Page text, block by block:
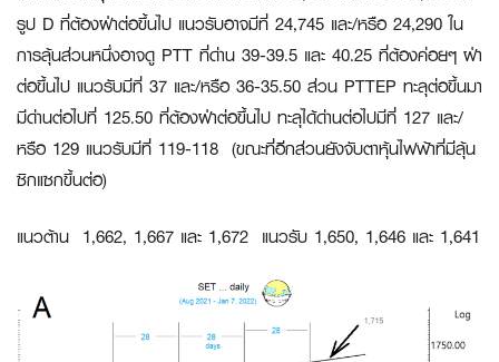
รูป D ที่ต้องฝ่าต่อขึ้นไป แนวรับอาจมีที่ 24,745 และ/หรือ 24,290 ใน
การลุ้นส่วนหนึ่งอาจดู PTT ที่ด่าน 39-39.5 และ 40.25 ที่ต้องค่อยๆ ฝ่า
ต่อขึ้นไป แนวรับมีที่ 37 และ/หรือ 36-35.50 ส่วน PTTEP ทะลุต่อขึ้นมา
มีด่านต่อไปที่ 125.50 ที่ต้องฝ่าต่อขึ้นไป ทะลุได้ด่านต่อไปมีที่ 127 และ/
หรือ 129 แนวรับมีที่ 119-118 (ขณะที่อีกส่วนยังจับตาหุ้นไฟฟ้าที่มีลุ้น
ซิกแซกขึ้นต่อ)
แนวต้าน 1,662, 1,667 และ 1,672 แนวรับ 1,650, 1,646 และ 1,641